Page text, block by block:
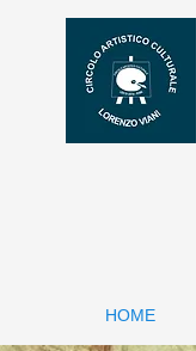
HOME